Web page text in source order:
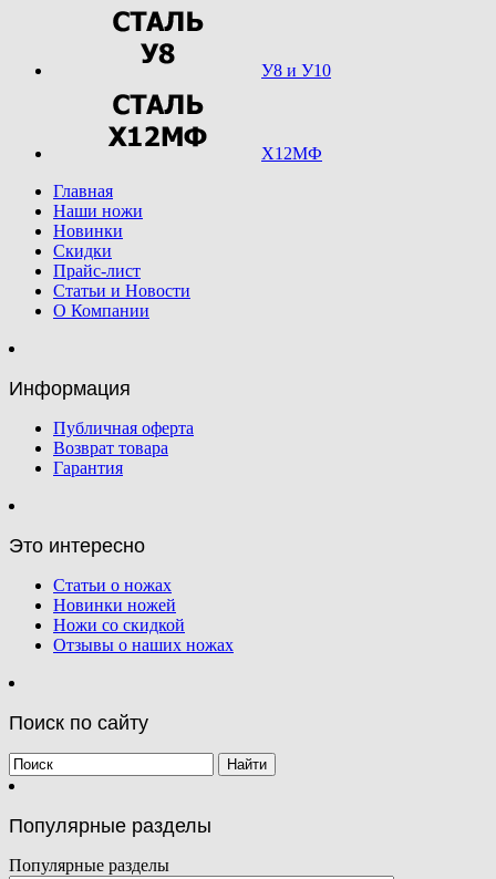
У8 и У10
Х12МФ
Главная
Наши ножи
Новинки
Скидки
Прайс-лист
Статьи и Новости
О Компании
Информация
Публичная оферта
Возврат товара
Гарантия
Это интересно
Статьи о ножах
Новинки ножей
Ножи со скидкой
Отзывы о наших ножах
Поиск по сайту
Популярные разделы
Популярные разделы